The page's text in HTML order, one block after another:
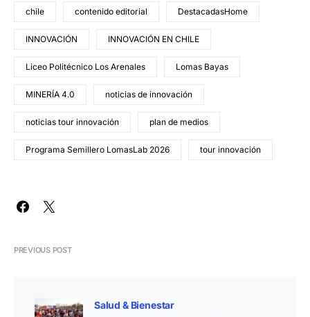
chile contenido editorial DestacadasHome
INNOVACIÓN INNOVACIÓN EN CHILE
Liceo Politécnico Los Arenales Lomas Bayas
MINERÍA 4.0 noticias de innovación
noticias tour innovación plan de medios
Programa Semillero LomasLab 2026 tour innovación
PREVIOUS POST
Salud & Bienestar